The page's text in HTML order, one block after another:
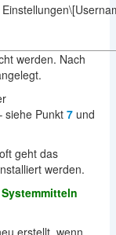
werden. Nach
siehe Punkt 7und
geht das
werden.
erstellt, wenn